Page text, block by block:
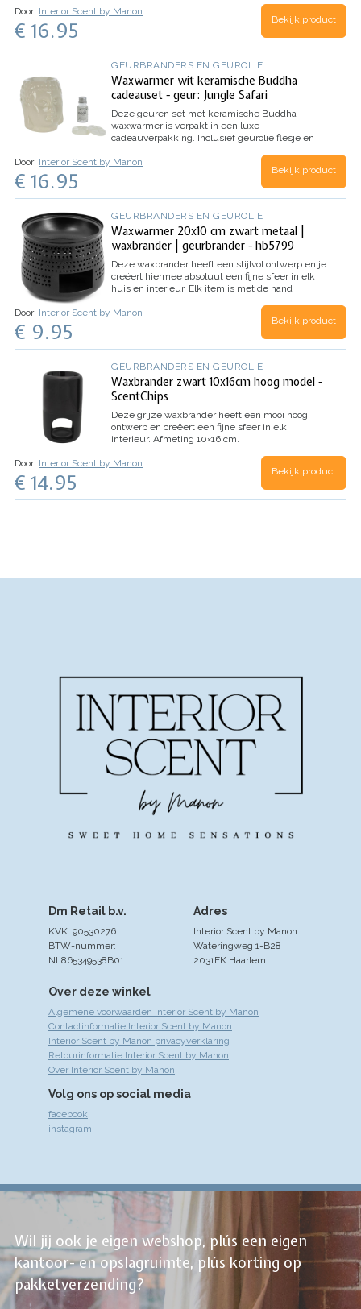
Door: Interior Scent by Manon
€ 16.95 Bekijk product
GEURBRANDERS EN GEUROLIE
Waxwarmer wit keramische Buddha
cadeauset - geur: Jungle Safari
Deze geuren set met keramische Buddha
waxwarmer is verpakt in een luxe
cadeauverpakking. Inclusief geurolie flesje en
Door: Interior Scent by Manon
€ 16.95 Bekijk product
GEURBRANDERS EN GEUROLIE
Waxwarmer 20x10 cm zwart metaal |
waxbrander | geurbrander - hb5799
Deze waxbrander heeft een stijlvol ontwerp en je
creëert hiermee absoluut een fijne sfeer in elk
huis en interieur. Elk item is met de hand
doorsnede 12.5 cm / hoogte 10 cm
Door: Interior Scent by Manon
€ 9.95 Bekijk product
GEURBRANDERS EN GEUROLIE
Waxbrander zwart 10x16cm hoog model -
ScentChips
Deze grijze waxbrander heeft een mooi hoog
ontwerp en creëert een fijne sfeer in elk
interieur. Afmeting 10×16 cm.
Door: Interior Scent by Manon
€ 14.95 Bekijk product
Over deze winkel
Algemene voorwaarden Interior Scent by Manon
Contactinformatie Interior Scent by Manon
Interior Scent by Manon privacyverklaring
Retourinformatie Interior Scent by Manon
Over Interior Scent by Manon
Volg ons op social media
facebook
instagram
Adres
Interior Scent by Manon
Wateringweg 1-B28
2031EK Haarlem
Dm Retail b.v.
KVK: 90530276
BTW-nummer:
NL865349538B01
Wil jij ook je eigen webshop, plús een eigen
kantoor- en opslagruimte, plús korting op
pakketverzending?